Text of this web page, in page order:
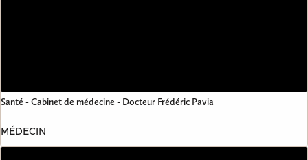
Santé - Cabinet de médecine - Docteur Frédéric Pavia
MÉDECIN